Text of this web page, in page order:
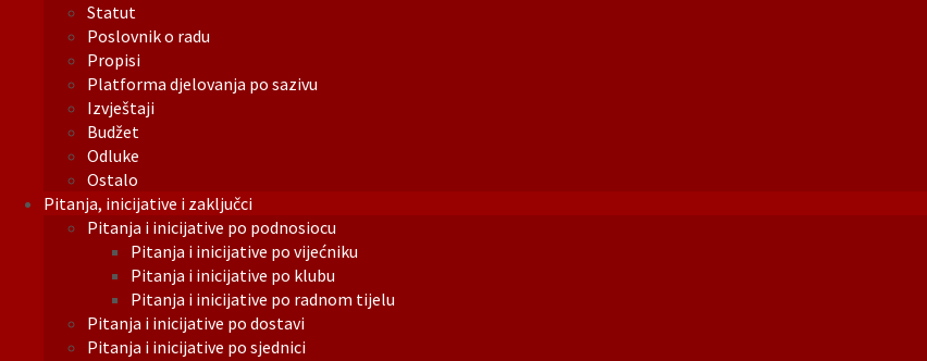
Statut
Poslovnik o radu
Propisi
Platforma djelovanja po sazivu
Izvještaji
Budžet
Odluke
Ostalo
Pitanja, inicijative i zaključci
Pitanja i inicijative po podnosiocu
Pitanja i inicijative po vijećniku
Pitanja i inicijative po klubu
Pitanja i inicijative po radnom tijelu
Pitanja i inicijative po dostavi
Pitanja i inicijative po sjednici